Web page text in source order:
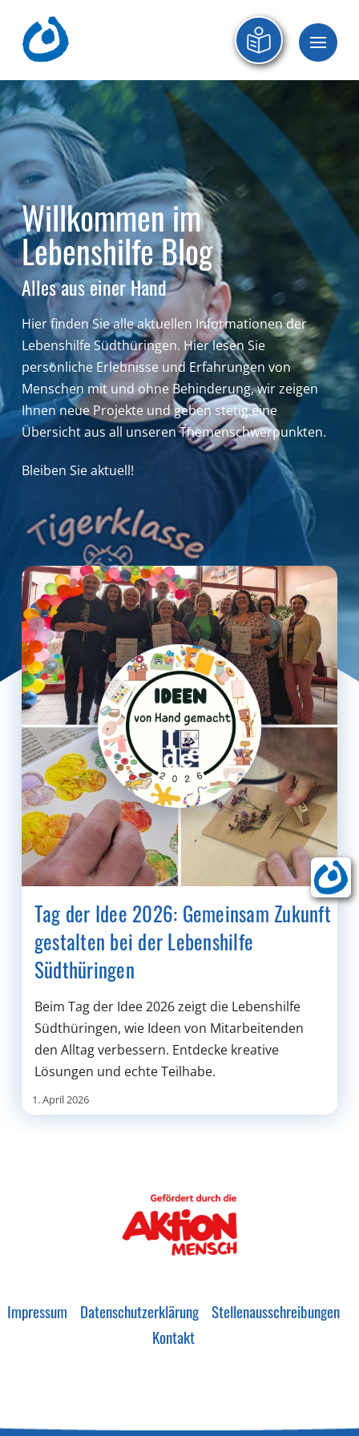
Willkommen im
Lebenshilfe Blog
Alles aus einer Hand
Hier finden Sie alle aktuellen Informationen der
Lebenshilfe Südthüringen. Hier lesen Sie
persönliche Erlebnisse und Erfahrungen von
Menschen mit und ohne Behinderung,wir zeigen
Ihnen neue Projekte und geben stetig eine
Übersicht aus all unseren Themenschwerpunkten.
Bleiben Sie aktuell!
Tag der Idee 2026: Gemeinsam Zukunft
gestalten bei der Lebenshilfe
Südthüringen
Beim Tag der Idee 2026 zeigt die Lebenshilfe
Südthüringen, wie Ideen von Mitarbeitenden
den Alltag verbessern. Entdecke kreative
Lösungen und echte Teilhabe.
1. April 2026
Impressum Datenschutzerklärung Stellenausschreibungen
Kontakt